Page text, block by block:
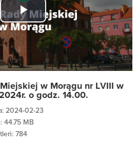
Play
Video
w Morągu nr LVIII w
o godz. 14.00.
2024-02-23
44.75 MB
784